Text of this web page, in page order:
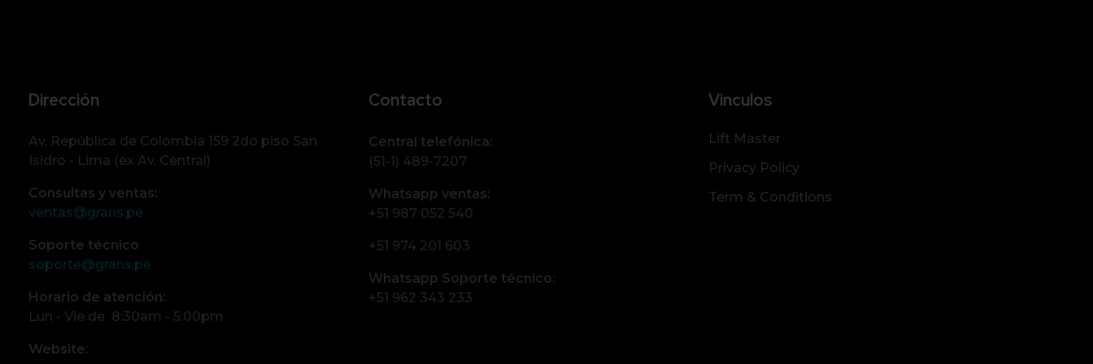
Dirección
Av. República de Colombia 159 2do piso San
Isidro - Lima (ex Av. Central)
Consultas y ventas:
ventas@grans.pe
Soporte técnico
soporte@grans.pe
Horario de atención:
Lun - Vie de 8:30am - 5:00pm
Website:
Contacto
Central telefónica:
(51-1) 489-7207
Whatsapp ventas:
+51 987 052 540
+51 974 201 603
Whatsapp Soporte técnico:
+51 962 343 233
Vinculos
Lift Master
Privacy Policy
Term & Conditions